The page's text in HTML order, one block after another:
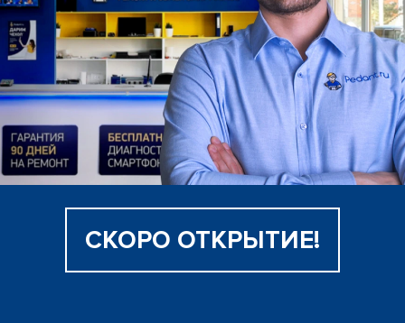
СКОРО ОТКРЫТИЕ!